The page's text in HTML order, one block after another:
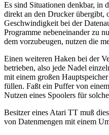
Es sind Situationen denkbar, in
direkt an den Drucker übergibt,
Geschwindigkeit bei der
Programme nebeneinander zu
dem vorzubeugen, nutzen die
Einen weiteren Haken bei der
betrieben, also jede Nadel
mit einem großen
füllen. Faßt ein Puffer von
Nutzen eines Spoolers für
Besitzer eines Atari TT muß
von Datenmengen mit einem